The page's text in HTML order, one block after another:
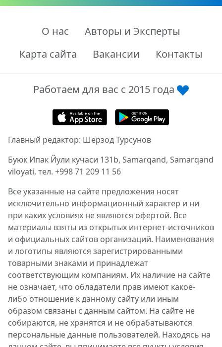
О нас
Авторы и Эксперты
Карта сайта
Вакансии Контакты
Работаем для вас с 2015 года
Главный редактор: Шерзод Турсунов
Буюк Ипак Йули кучаси 131b, Samarqand, Samarqand
viloyati, тел. +998 71 209 11 56
Все указанные на сайте предложения носят
исключительно информационный характер и ни
при каких условиях не являются офертой. Все
материалы взяты из открытых интернет-источников
и официальных сайтов организаций. Наименования
и логотипы являются зарегистрированными
товарными знаками и принадлежат
соответствующим компаниям. Их наличие на сайте
не означает, что обладатели прав имеют какое-
либо отношение к данному сайту или иным
образом связаны с данным сайтом. На сайте не
собираются, не хранятся и не обрабатываются
персональные данные пользователей. Находясь на